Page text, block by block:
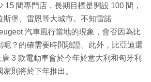
15 間專門店，長期目標是開設 100 間，
斯堡、雷恩等大城市。不知雷諾
汽車風行當地的現象，會否因為比
呢？的確需要時間驗證。此外，比亞迪還
3 款電動車會於今年於意大利和匈牙利
家則將於下年推出。